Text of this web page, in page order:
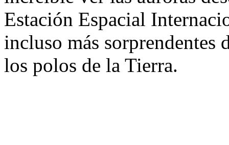
Estación Espacial
incluso más sorprendentes
los polos de la Tierra.